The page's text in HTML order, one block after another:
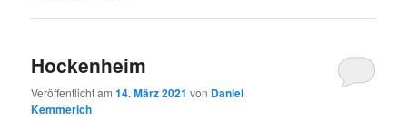
Hockenheim
Veröffentlicht am14. März 2021 von Daniel
Kemmerich